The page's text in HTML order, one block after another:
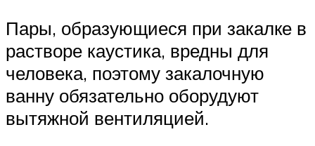
Пары, образующиеся при закалке в
растворе каустика, вредны для
человека, поэтому закалочную
ванну обязательно оборудуют
вытяжной вентиляцией.